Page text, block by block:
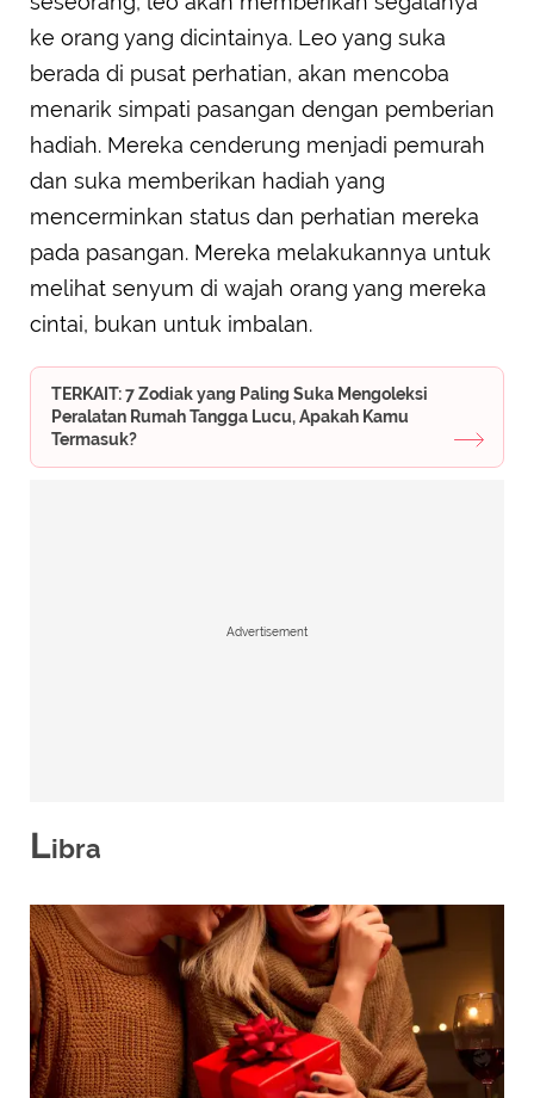
ke orang yang dicintainya. Leo yang suka
berada di pusat perhatian, akan mencoba
menarik simpati pasangan dengan pemberian
hadiah. Mereka cenderung menjadi pemurah
dan suka memberikan hadiah yang
mencerminkan status dan perhatian mereka
pada pasangan. Mereka melakukannya untuk
melihat senyum di wajah orang yang mereka
cintai, bukan untuk imbalan.
TERKAIT: 7 Zodiak yang Paling Suka Mengoleksi
Peralatan Rumah Tangga Lucu, Apakah Kamu
Termasuk?
Advertisement
Libra